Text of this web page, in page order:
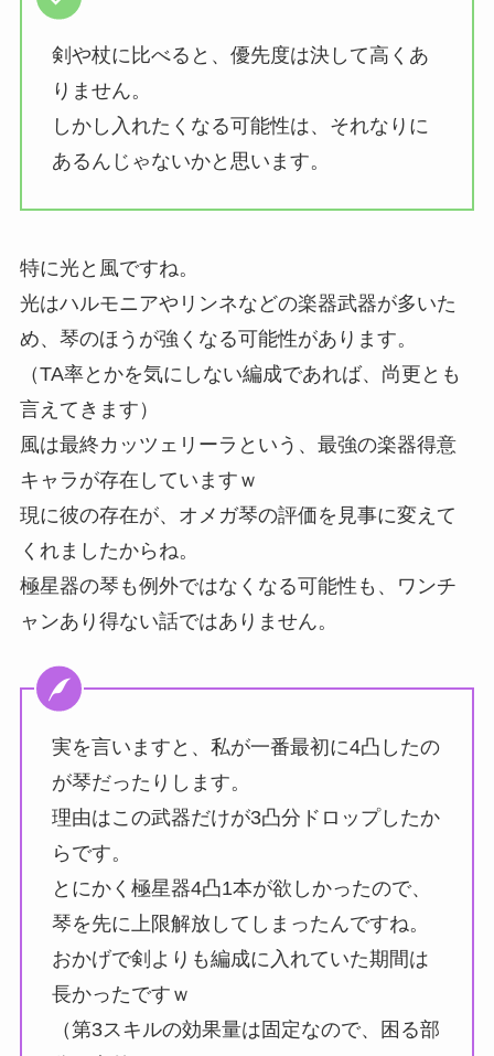
剣や杖に比べると、優先度は決して高くあ
りません。
しかし入れたくなる可能性は、それなりに
あるんじゃないかと思います。
特に光と風ですね。
光はハルモニアやリンネなどの楽器武器が多いた
め、琴のほうが強くなる可能性があります。
（TA率とかを気にしない編成であれば、尚更とも
言えてきます）
風は最終カッツェリーラという、最強の楽器得意
キャラが存在していますｗ
現に彼の存在が、オメガ琴の評価を見事に変えて
くれましたからね。
極星器の琴も例外ではなくなる可能性も、ワンチ
ャンあり得ない話ではありません。
実を言いますと、私が一番最初に4凸したの
が琴だったりします。
理由はこの武器だけが3凸分ドロップしたか
らです。
とにかく極星器4凸1本が欲しかったので、
琴を先に上限解放してしまったんですね。
おかげで剣よりも編成に入れていた期間は
長かったですｗ
（第3スキルの効果量は固定なので、困る部